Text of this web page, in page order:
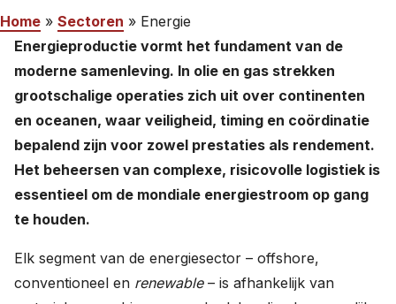
Home » Sectoren » Energie
Energieproductie vormt het fundament van de
moderne samenleving. In olie en gas strekken
grootschalige operaties zich uit over continenten
en oceanen, waar veiligheid, timing en coördinatie
bepalend zijn voor zowel prestaties als rendement.
Het beheersen van complexe, risicovolle logistiek is
essentieel om de mondiale energiestroom op gang
te houden.
Elk segment van de energiesector – offshore,
conventioneel en renewable– is afhankelijk van
Werken bij
Nederlands
English